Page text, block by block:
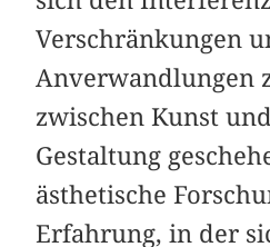
Verschränkungen
Anverwandlungen
zwischen Kunst
Gestaltung
ästhetische
Erfahrung, in der